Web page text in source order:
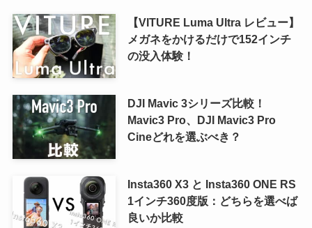
【VITURE Luma Ultra レビュー】
メガネをかけるだけで152インチ
の没入体験！
DJI Mavic 3シリーズ比較！
Mavic3 Pro、DJI Mavic3 Pro
Cineどれを選ぶべき？
Insta360 X3 と Insta360 ONE RS
1インチ360度版：どちらを選べば
良いか比較